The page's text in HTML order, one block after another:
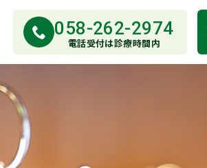
058-262-2974
電話受付は診療時間内